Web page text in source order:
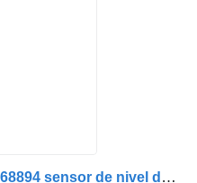
Scania R-Series 2273091, 2568894 sensor de nivel de combustible para Scania camión